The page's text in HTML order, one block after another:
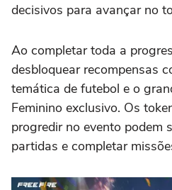
decisivos para avançar no
Ao completar toda a
desbloquear recompensas
temática de futebol e o
Feminino exclusivo. Os
progredir no evento podem
partidas e completar